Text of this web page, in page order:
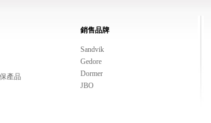
產品
銷售品牌
Sandvik
Gedore
Dormer
JBO